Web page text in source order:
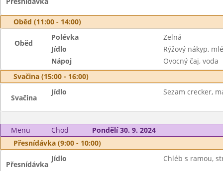
Oběd (11:00 - 14:00)
Oběd
Polévka
Zelná
Jídlo
Rýžový nákyp,
Nápoj
Ovocný čaj, voda
Svačina (15:00 - 16:00)
Svačina
Jídlo Sezam crecker,
Menu Chod
Pondělí 30. 9. 2024
Přesnídávka (9:00 - 10:00)
Přesnídávka
Jídlo Chléb s ramou,